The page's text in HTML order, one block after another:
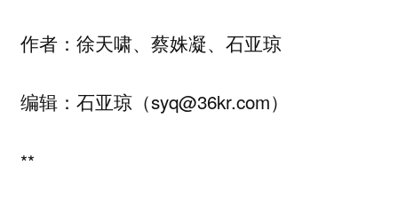
作者：徐天啸、蔡姝凝、石亚琼
编辑：石亚琼（syq@36kr.com）
**